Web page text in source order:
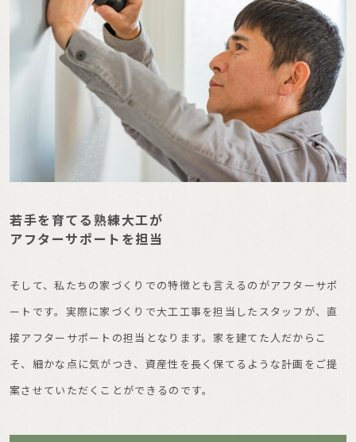
若手を育てる熟練大工が
アフターサポートを担当
そして、私たちの家づくりでの特徴とも言えるのがアフターサポ
ートです。実際に家づくりで大工工事を担当したスタッフが、直
接アフターサポートの担当となります。家を建てた人だからこ
そ、細かな点に気がつき、資産性を長く保てるような計画をご提
案させていただくことができるのです。